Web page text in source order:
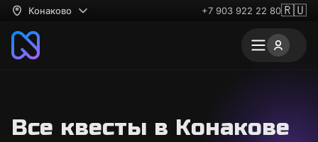
Конаково +7 903 922 22 80🇷🇺
Все квесты в Конакове